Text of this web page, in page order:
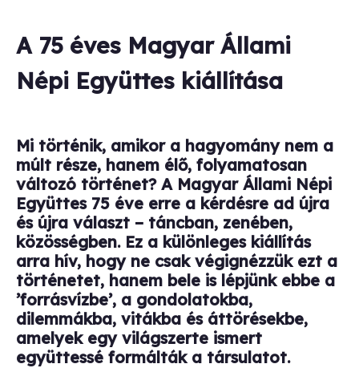
A 75 éves Magyar Állami
Népi Együttes kiállítása
Mi történik, amikor a hagyomány nem a
múlt része, hanem élő, folyamatosan
változó történet? A Magyar Állami Népi
Együttes 75 éve erre a kérdésre ad újra
és újra választ – táncban, zenében,
közösségben. Ez a különleges kiállítás
arra hív, hogy ne csak végignézzük ezt a
történetet, hanem bele is lépjünk ebbe a
’forrásvízbe’, a gondolatokba,
dilemmákba, vitákba és áttörésekbe,
amelyek egy világszerte ismert
együttessé formálták a társulatot.